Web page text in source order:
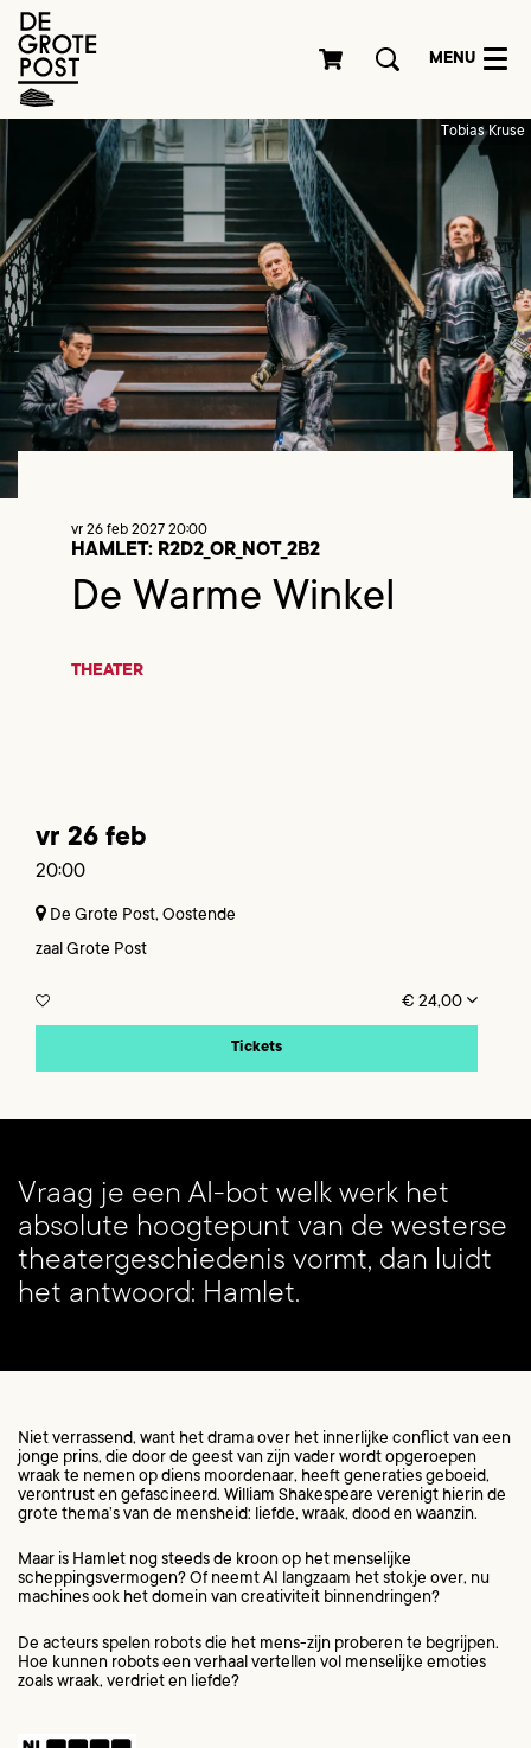
MENU
Tobias Kruse
HAMLET: R2D2_OR_NOT_2B2
De Warme Winkel
vr 26 feb 2027 20:00
THEATER
vr 26 feb
20:00
De Grote Post, Oostende
zaal Grote Post
€ 24,00
Tickets
Vraag je een AI-bot welk werk het
absolute hoogtepunt van de westerse
theatergeschiedenis vormt, dan luidt
het antwoord: Hamlet.
Niet verrassend, want het drama over het innerlijke conflict van een
jonge prins, die door de geest van zijn vader wordt opgeroepen
wraak te nemen op diens moordenaar, heeft generaties geboeid,
verontrust en gefascineerd. William Shakespeare verenigt hierin de
grote thema’s van de mensheid: liefde, wraak, dood en waanzin.
Maar is Hamlet nog steeds de kroon op het menselijke
scheppingsvermogen? Of neemt AI langzaam het stokje over, nu
machines ook het domein van creativiteit binnendringen?
De acteurs spelen robots die het mens-zijn proberen te begrijpen.
Hoe kunnen robots een verhaal vertellen vol menselijke emoties
zoals wraak, verdriet en liefde?